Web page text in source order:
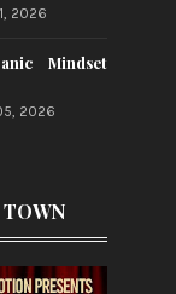
2026
Mindset
2026